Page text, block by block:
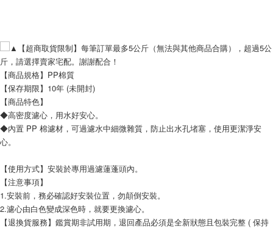
▲【超商取貨限制】每筆訂單最多5公斤（無法與其他商品合購），超過5公
斤，請選擇賣家宅配。謝謝配合！
【商品規格】PP棉質
【保存期限】10年 (未開封)
【商品特色】
◆高密度濾心，用水好安心。
◆內置 PP 棉濾材，可過濾水中細微雜質，防止出水孔堵塞，使用更潔淨安
心。
【使用方式】安裝於專用過濾蓮蓬頭內。
【注意事項】
1.安裝前，務必確認好安裝位置，勿顛倒安裝。
2.濾心由白色變成深色時，就要更換濾心。
【退換貨服務】鑑賞期非試用期，退回產品必須是全新狀態且包裝完整 ( 保持